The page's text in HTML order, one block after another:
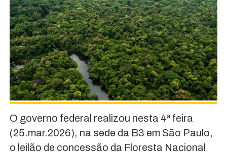
O governo federal realizou nesta 4ª feira
(25.mar.2026), na sede da B3 em São Paulo,
o leilão de concessão da Floresta Nacional